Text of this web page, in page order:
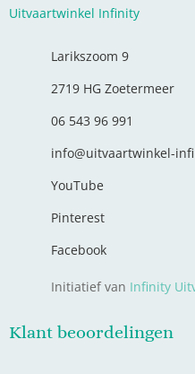
Uitvaartwinkel Infinity
Larikszoom 9
2719 HG Zoetermeer
06 543 96 991
info@uitvaartwinkel-
YouTube
Pinterest
Facebook
Initiatief van Infinity
Klant beoordelingen